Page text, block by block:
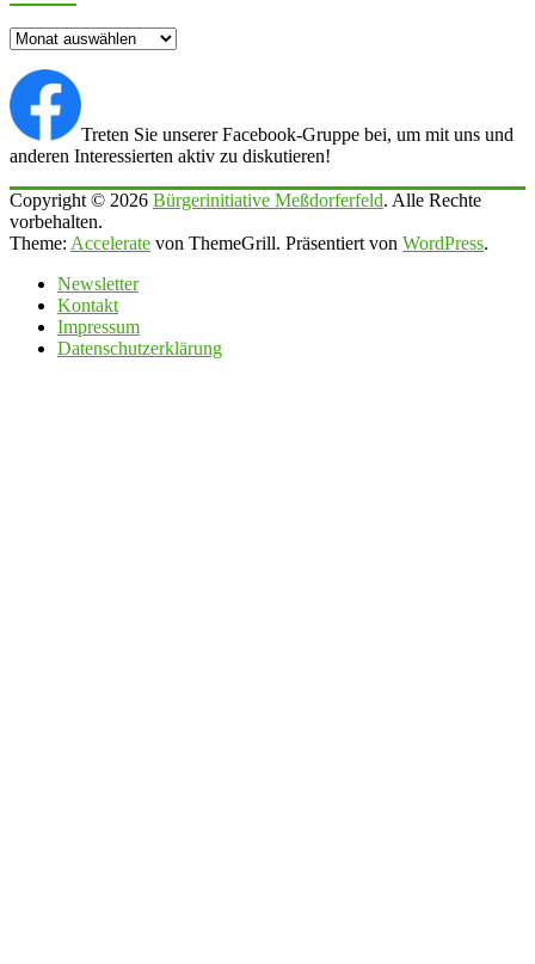
Archiv
Treten Sie unserer Facebook-Gruppe bei, um mit uns und
anderen Interessierten aktiv zu diskutieren!
Copyright © 2026 Bürgerinitiative Meßdorferfeld. Alle Rechte
vorbehalten.
Theme: Accelerate von ThemeGrill. Präsentiert von WordPress.
Newsletter
Kontakt
Impressum
Datenschutzerklärung